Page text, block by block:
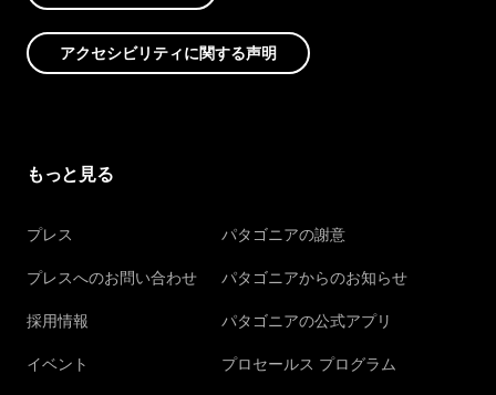
アクセシビリティに関する声明
もっと見る
プレス
プレスへのお問い合わせ
採用情報
イベント
パタゴニアの謝意
パタゴニアからのお知らせ
パタゴニアの公式アプリ
プロセールス プログラム